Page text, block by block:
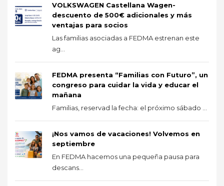
VOLKSWAGEN Castellana Wagen-
descuento de 500€ adicionales y más
ventajas para socios
Las familias asociadas a FEDMA estrenan este
ag...
FEDMA presenta “Familias con Futuro”, un
congreso para cuidar la vida y educar el
mañana
Familias, reservad la fecha: el próximo sábado ...
¡Nos vamos de vacaciones! Volvemos en
septiembre
En FEDMA hacemos una pequeña pausa para
descans...